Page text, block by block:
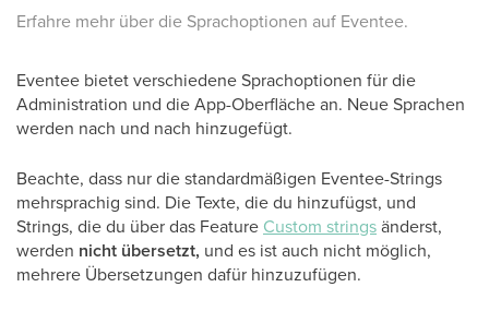
Erfahre mehr über die Sprachoptionen auf Eventee.
Eventee bietet verschiedene Sprachoptionen für die
Administration und die App-Oberfläche an. Neue Sprachen
werden nach und nach hinzugefügt.
Beachte, dass nur die standardmäßigen Eventee-Strings
mehrsprachig sind. Die Texte, die du hinzufügst, und
Strings, die du über das Feature Custom stringsänderst,
werden nicht übersetzt, und es ist auch nicht möglich,
mehrere Übersetzungen dafür hinzuzufügen.